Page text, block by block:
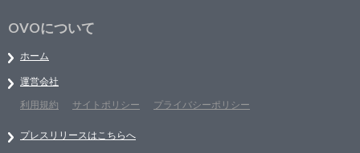
OVOについて
ホーム
運営会社
利用規約
サイトポリシー プライバシーポリシー
プレスリリースはこちらへ